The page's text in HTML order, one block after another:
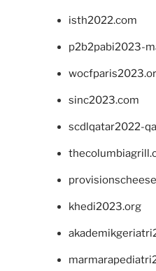
isth2022.com
p2b2pabi2023-
sinc2023.com
scdlqatar2022-
khedi2023.org